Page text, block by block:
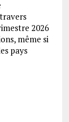
2026
même si
pays